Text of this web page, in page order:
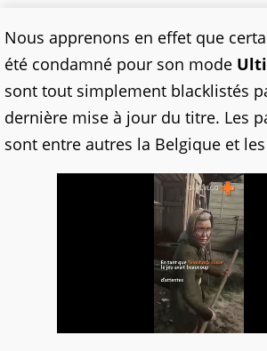
Nous apprenons en effet que
été condamné pour son mode
sont tout simplement blacklistés
dernière mise à jour du titre. Les
sont entre autres la Belgique et les